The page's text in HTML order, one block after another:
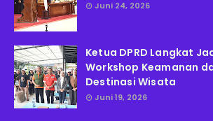
Juni 24, 2026
Ketua DPRD Langkat
Workshop Keamanan
Destinasi Wisata
Juni 19, 2026